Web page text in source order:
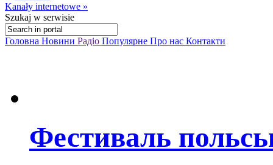
Kanały internetowe »
Szukaj w serwisie
Головна Новини Радіо Популярне Про нас Контакти
Фестиваль